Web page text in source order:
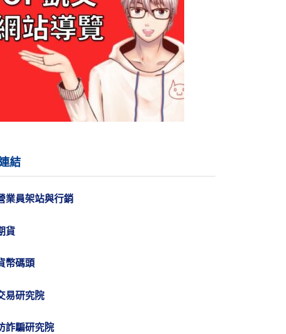
結
業員架站與行銷
貨
幣碼頭
易研究院
詐騙研究院